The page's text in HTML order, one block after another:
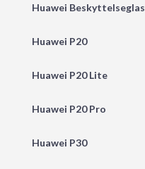
Huawei Beskyttelseglas
Huawei P20
Huawei P20 Lite
Huawei P20 Pro
Huawei P30